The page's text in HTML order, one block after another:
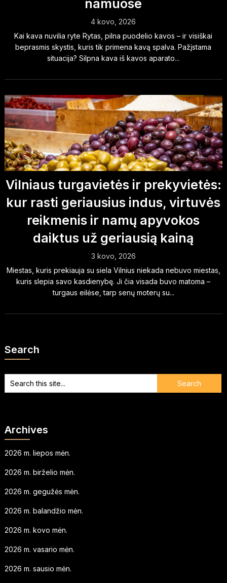
namuose
4 kovo, 2026
Kai kava nuvilia ryte Rytas, pilna puodelio kavos – ir visiškai
beprasmis skystis, kuris tik primena kavą spalva. Pažįstama
situacija? Silpna kava iš kavos aparato...
Vilniaus turgavietės ir prekyvietės:
kur rasti geriausius indus, virtuvės
reikmenis ir namų apyvokos
daiktus už geriausią kainą
3 kovo, 2026
Miestas, kuris prekiauja su siela Vilnius niekada nebuvo miestas,
kuris slepia savo kasdienybę. Ji čia visada buvo matoma –
turgaus eilėse, tarp senų moterų su...
Search
Archives
2026 m. liepos mėn.
2026 m. birželio mėn.
2026 m. gegužės mėn.
2026 m. balandžio mėn.
2026 m. kovo mėn.
2026 m. vasario mėn.
2026 m. sausio mėn.